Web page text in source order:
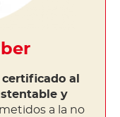
certificado al
y
a la no